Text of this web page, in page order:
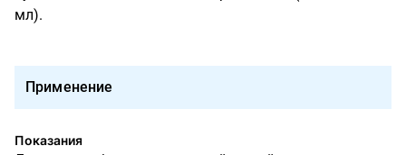
мл).
Применение
Показания